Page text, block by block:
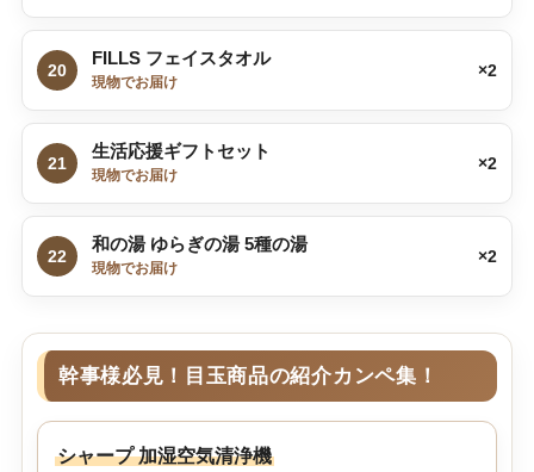
20
FILLS フェイスタオル
現物でお届け
×2
21
生活応援ギフトセット
現物でお届け
×2
22
和の湯 ゆらぎの湯 5種の湯
現物でお届け
×2
幹事様必見！目玉商品の紹介カンペ集！
シャープ 加湿空気清浄機